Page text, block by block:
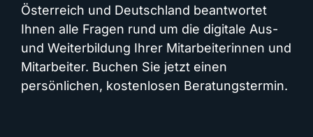
Österreich und Deutschland beantwortet
Ihnen alle Fragen rund um die digitale Aus-
und Weiterbildung Ihrer Mitarbeiterinnen und
Mitarbeiter. Buchen Sie jetzt einen
persönlichen, kostenlosen Beratungstermin.